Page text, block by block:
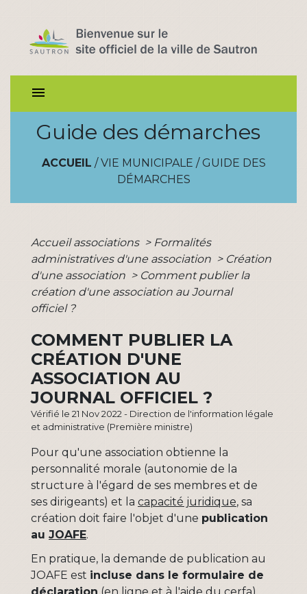
menu
Guide des démarches
ACCUEIL / VIE MUNICIPALE / GUIDE DES
DÉMARCHES
Accueil associations > Formalités
administratives d'une association > Création
d'une association > Comment publier la
création d'une association au Journal
officiel ?
COMMENT PUBLIER LA
CRÉATION D'UNE
ASSOCIATION AU
JOURNAL OFFICIEL ?
Vérifié le 21 Nov 2022 - Direction de l'information légale
et administrative (Première ministre)
Pour qu'une association obtienne la
personnalité morale (autonomie de la
structure à l'égard de ses membres et de
ses dirigeants) et la capacité juridique, sa
création doit faire l'objet d'une publication
au JOAFE.
En pratique, la demande de publication au
JOAFE est incluse dans le formulaire de